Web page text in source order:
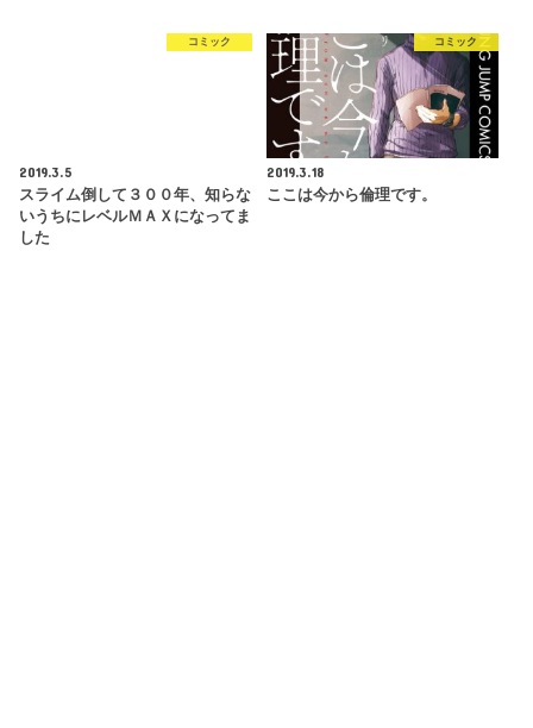
コミック
2019.3.5
スライム倒して３００年、知らな
いうちにレベルＭＡＸになってま
した
コミック
2019.3.18
ここは今から倫理です。